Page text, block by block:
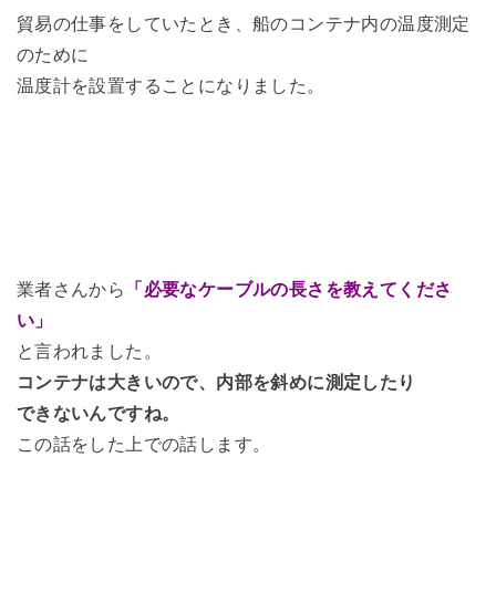
貿易の仕事をしていたとき、船のコンテナ内の温度測定
のために
温度計を設置することになりました。
業者さんから 「必要なケーブルの長さを教えてくださ
い」
と言われました。
コンテナは大きいので、内部を斜めに測定したり
できないんですね。
この話をした上での話します。